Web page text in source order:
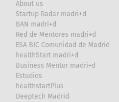
About us
Startup Radar madri+d
BAN madri+d
Red de Mentores madri+d
ESA BIC Comunidad de Madrid
healthStart madri+d
Business Mentor madri+d
Estudios
healthstartPlus
Deeptech Madrid